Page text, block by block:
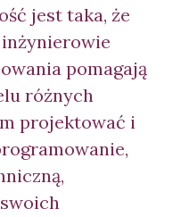
jest taka, że
pomagają
różnych
projektować i